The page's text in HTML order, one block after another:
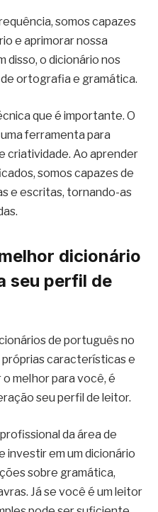
somos capazes
e aprimorar nossa
disso, o dicionário nos
ortografia e gramática.
que é importante. O
ferramenta para
criatividade. Ao aprender
somos capazes de
e escritas, tornando-as
dicionário
seu perfil de
de português no
próprias características e
melhor para você, é
seu perfil de leitor.
da área de
investir em um dicionário
sobre gramática,
Já se você é um leitor